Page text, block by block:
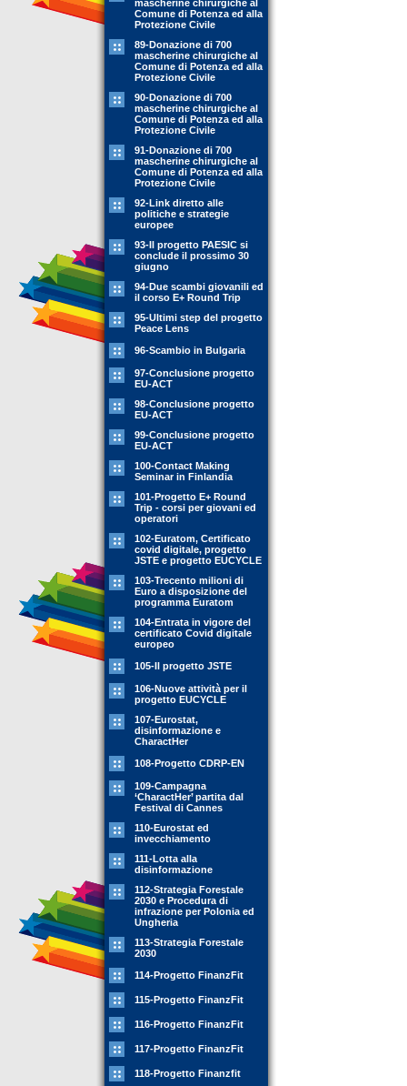
mascherine chirurgiche al
Comune di Potenza ed alla
Protezione Civile
89-Donazione di 700
mascherine chirurgiche al
Comune di Potenza ed alla
Protezione Civile
90-Donazione di 700
mascherine chirurgiche al
Comune di Potenza ed alla
Protezione Civile
91-Donazione di 700
mascherine chirurgiche al
Comune di Potenza ed alla
Protezione Civile
92-Link diretto alle
politiche e strategie
europee
93-Il progetto PAESIC si
conclude il prossimo 30
giugno
94-Due scambi giovanili ed
il corso E+ Round Trip
95-Ultimi step del progetto
Peace Lens
96-Scambio in Bulgaria
97-Conclusione progetto
EU-ACT
98-Conclusione progetto
EU-ACT
99-Conclusione progetto
EU-ACT
100-Contact Making
Seminar in Finlandia
101-Progetto E+ Round
Trip - corsi per giovani ed
operatori
102-Euratom, Certificato
covid digitale, progetto
JSTE e progetto EUCYCLE
103-Trecento milioni di
Euro a disposizione del
programma Euratom
104-Entrata in vigore del
certificato Covid digitale
europeo
105-Il progetto JSTE
106-Nuove attività per il
progetto EUCYCLE
107-Eurostat,
disinformazione e
CharactHer
108-Progetto CDRP-EN
109-Campagna
‘CharactHer’ partita dal
Festival di Cannes
110-Eurostat ed
invecchiamento
111-Lotta alla
disinformazione
112-Strategia Forestale
2030 e Procedura di
infrazione per Polonia ed
Ungheria
113-Strategia Forestale
2030
114-Progetto FinanzFit
115-Progetto FinanzFit
116-Progetto FinanzFit
117-Progetto FinanzFit
118-Progetto Finanzfit